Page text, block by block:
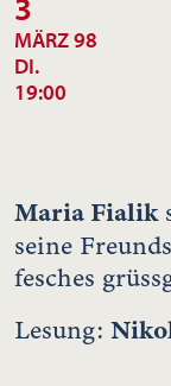
MÄRZ 98
DI.
19:00
Maria Fialik
seine
fesches
Lesung: